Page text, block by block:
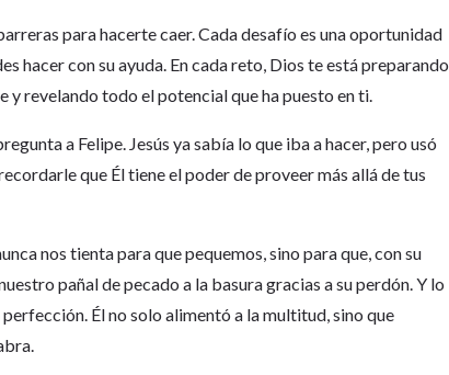
para hacerte caer. Cada desafío es una oportunidad
hacer con su ayuda. En cada reto, Dios te está preparando
revelando todo el potencial que ha puesto en ti.
a Felipe. Jesús ya sabía lo que iba a hacer, pero usó
que Él tiene el poder de proveer más allá de tus
nos tienta para que pequemos, sino para que, con su
pañal de pecado a la basura gracias a su perdón. Y lo
Él no solo alimentó a la multitud, sino que